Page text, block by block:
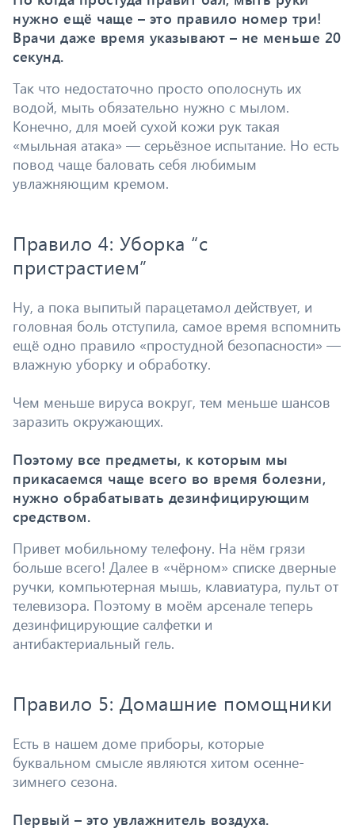
нужно ещё чаще – это правило номер три!
Врачи даже время указывают – не меньше 20
секунд.
Так что недостаточно просто ополоснуть их
водой, мыть обязательно нужно с мылом.
Конечно, для моей сухой кожи рук такая
«мыльная атака» — серьёзное испытание. Но есть
повод чаще баловать себя любимым
увлажняющим кремом.
Правило 4: Уборка “с
пристрастием”
Ну, а пока выпитый парацетамол действует, и
головная боль отступила, самое время вспомнить
ещё одно правило «простудной безопасности» —
влажную уборку и обработку.
Чем меньше вируса вокруг, тем меньше шансов
заразить окружающих.
Поэтому все предметы, к которым мы
прикасаемся чаще всего во время болезни,
нужно обрабатывать дезинфицирующим
средством.
Привет мобильному телефону. На нём грязи
больше всего! Далее в «чёрном» списке дверные
ручки, компьютерная мышь, клавиатура, пульт от
телевизора. Поэтому в моём арсенале теперь
дезинфицирующие салфетки и
антибактериальный гель.
Правило 5: Домашние помощники
Есть в нашем доме приборы, которые
буквальном смысле являются хитом осенне-
зимнего сезона.
Первый – это увлажнитель воздуха.